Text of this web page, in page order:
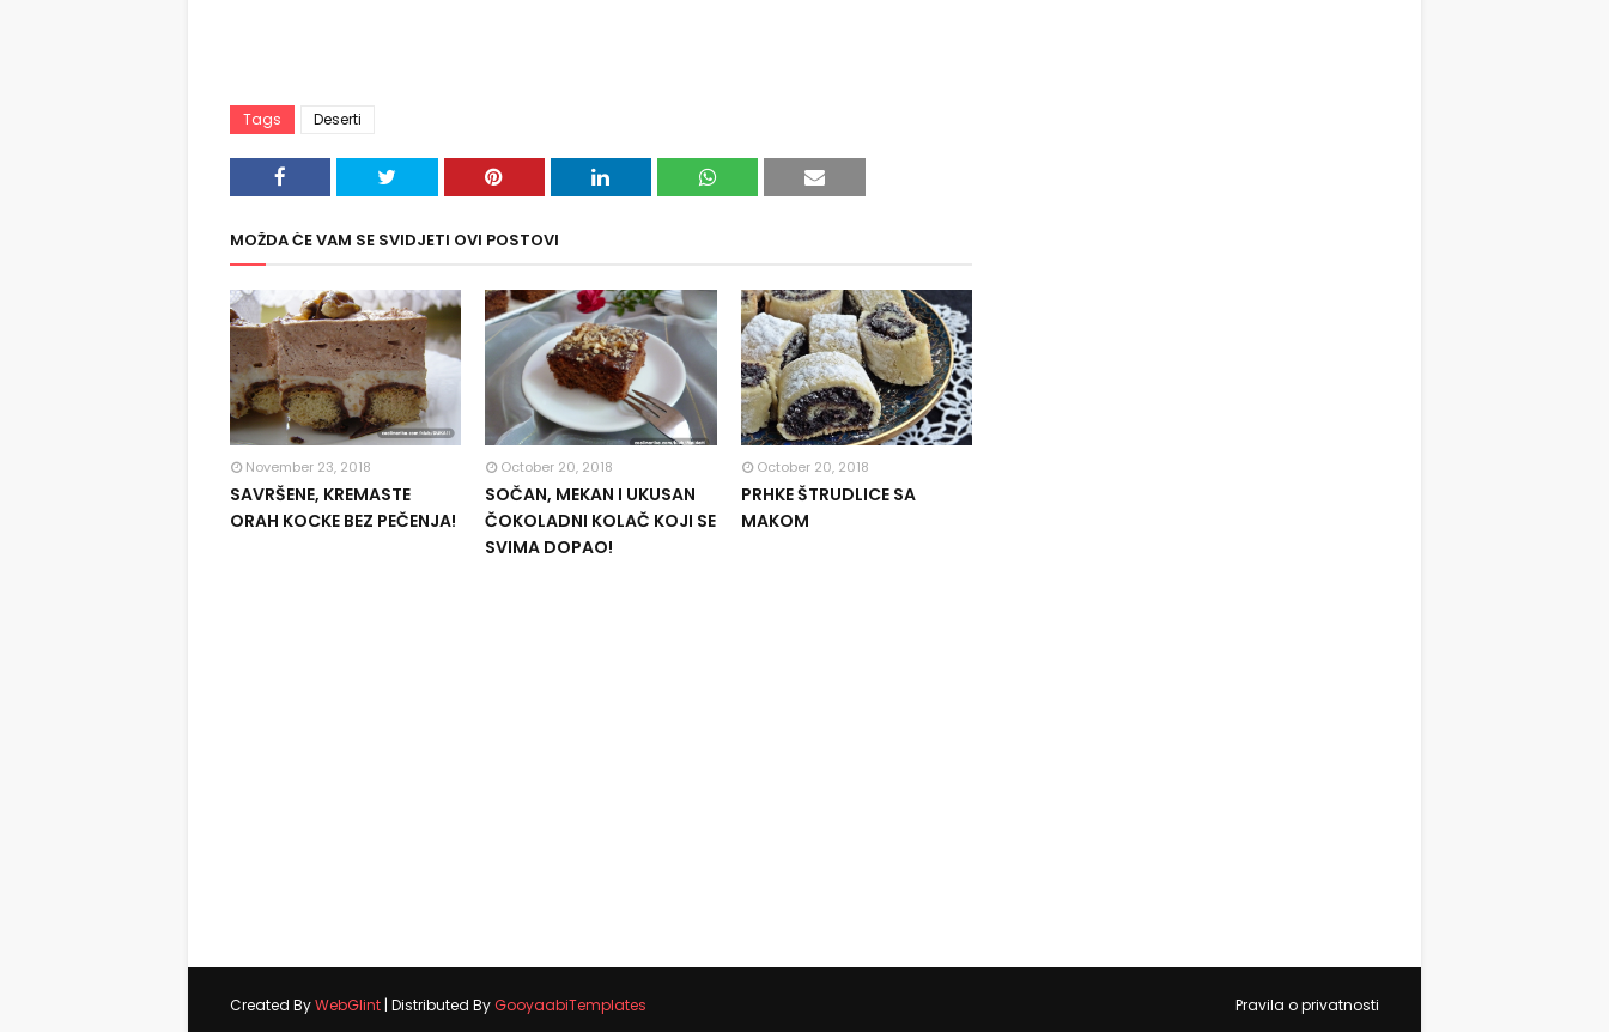
Tags Deserti
MOŽDA ĆE VAM SE SVIDJETI OVI POSTOVI
November 23, 2018
SAVRŠENE, KREMASTE
ORAH KOCKE BEZ PEČENJA!
October 20, 2018
SOČAN, MEKAN I UKUSAN
ČOKOLADNI KOLAČ KOJI SE
SVIMA DOPAO!
October 20, 2018
PRHKE ŠTRUDLICE SA
MAKOM
Pravila o privatnosti
Created ByWebGlint | Distributed ByGooyaabiTemplates